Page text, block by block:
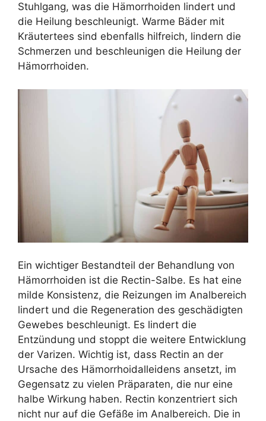
Stuhlgang, was die Hämorrhoiden lindert und
die Heilung beschleunigt. Warme Bäder mit
Kräutertees sind ebenfalls hilfreich, lindern die
Schmerzen und beschleunigen die Heilung der
Hämorrhoiden.
Ein wichtiger Bestandteil der Behandlung von
Hämorrhoiden ist die Rectin-Salbe. Es hat eine
milde Konsistenz, die Reizungen im Analbereich
lindert und die Regeneration des geschädigten
Gewebes beschleunigt. Es lindert die
Entzündung und stoppt die weitere Entwicklung
der Varizen. Wichtig ist, dass Rectin an der
Ursache des Hämorrhoidalleidens ansetzt, im
Gegensatz zu vielen Präparaten, die nur eine
halbe Wirkung haben. Rectin konzentriert sich
nicht nur auf die Gefäße im Analbereich. Die in